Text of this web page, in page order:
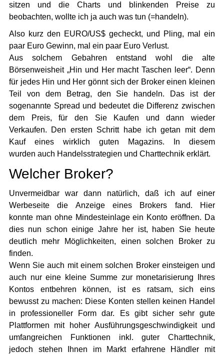
sitzen und die Charts und blinkenden Preise zu
beobachten, wollte ich ja auch was tun (=handeln).
Also kurz den EURO/US$ gecheckt, und Pling, mal ein
paar Euro Gewinn, mal ein paar Euro Verlust.
Aus solchem Gebahren entstand wohl die alte
Börsenweisheit „Hin und Her macht Taschen leer“. Denn
für jedes Hin und Her gönnt sich der Broker einen kleinen
Teil von dem Betrag, den Sie handeln. Das ist der
sogenannte Spread und bedeutet die Differenz zwischen
dem Preis, für den Sie Kaufen und dann wieder
Verkaufen. Den ersten Schritt habe ich getan mit dem
Kauf eines wirklich guten Magazins. In diesem
wurden auch Handelsstrategien und Charttechnik erklärt.
Welcher Broker?
Unvermeidbar war dann natürlich, daß ich auf einer
Werbeseite die Anzeige eines Brokers fand. Hier
konnte man ohne Mindesteinlage ein Konto eröffnen. Da
dies nun schon einige Jahre her ist, haben Sie heute
deutlich mehr Möglichkeiten, einen solchen Broker zu
finden.
Wenn Sie auch mit einem solchen Broker einsteigen und
auch nur eine kleine Summe zur monetarisierung Ihres
Kontos entbehren können, ist es ratsam, sich eins
bewusst zu machen: Diese Konten stellen keinen Handel
in professioneller Form dar. Es gibt sicher sehr gute
Plattformen mit hoher Ausführungsgeschwindigkeit und
umfangreichen Funktionen inkl. guter Charttechnik,
jedoch stehen Ihnen im Markt erfahrene Händler mit